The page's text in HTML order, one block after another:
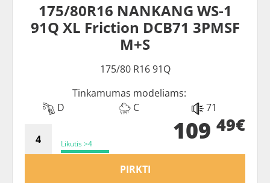
175/80R16 NANKANG WS-1
91Q XL Friction DCB71 3PMSF
M+S
175/80 R16 91Q
Tinkamumas modeliams:
D
C 71
Likutis >4 109 49€
PIRKTI